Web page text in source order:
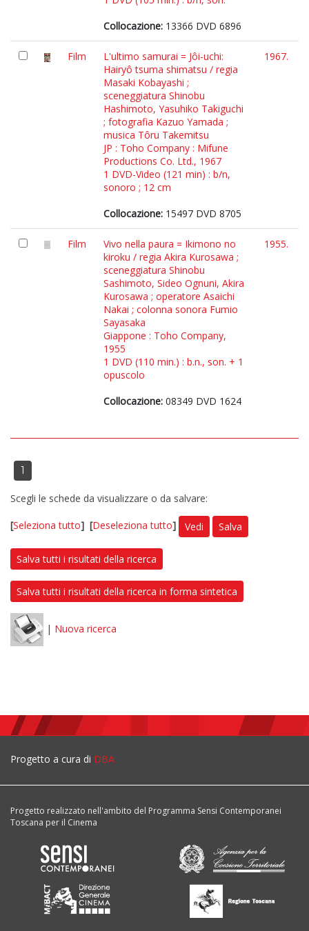
Collocazione: 13366 DVD 6896
Film
L'ultimo samurai = Jôi-uchi:
Hairyô tsuma shimatsu / regia
Masaki Kobayashi ;
sceneggiatura Shinobu
Hashimoto, Yasuhiko Takiguchi
; fotografia Kazuo Yamada ;
musica Tôru Takemitsu
JP : Toho Company : Mifune
Productions Co. Ltd., 1967
1 DVD-Video (121 min) : b/n,
sonoro ; 12 cm
Collocazione: 15497 DVD 8705
1967.
Film
Vivo nella paura = Ikimono no
kiroku / regia Akira Kurosawa ;
sceneggiatura Shinobu
Sashimoto, Sideo Ognuni, Akira
Kurosawa ; operatore Asaichi
Nakai ; colonna sonora Fumio
Sayasaka
Giappone : Toho Company,
1955
1 DVD (110 min.) : b.n., son. + 1
opuscolo
Collocazione: 08349 DVD 1624
1955.
1
Scegli le schede da visualizzare o da salvare:
[Seleziona tutto] [Deseleziona tutto] Vedi Salva
Salva tutti i risultati della ricerca
Salva tutti i risultati della ricerca in forma sintetica
| Nuova ricerca
Progetto a cura di DBA
Progetto realizzato nell'ambito del Programma Sensi Contemporanei
Toscana per il Cinema